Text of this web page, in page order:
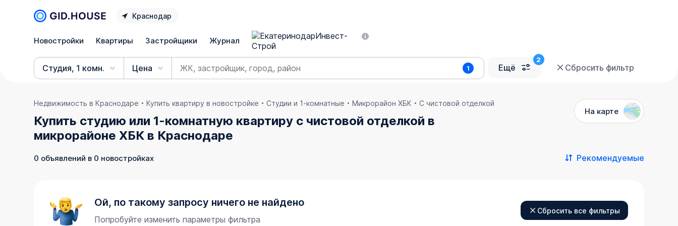
Краснодар
Новостройки Квартиры Застройщики Журнал
Студия, 1 комн. Цена 1 Ещё Сбросить фильтр
Недвижимость в Краснодаре Купить квартиру в новостройке Студии и 1-комнатные Микрорайон ХБК С чистовой отделкой
Купить студию или 1-комнатную квартиру с чистовой отделкой в
микрорайоне ХБК в Краснодаре
На карте
0 объявлений в 0 новостройках Рекомендуемые
Ой, по такому запросу ничего не найдено
Попробуйте изменить параметры фильтра
Сбросить все фильтры